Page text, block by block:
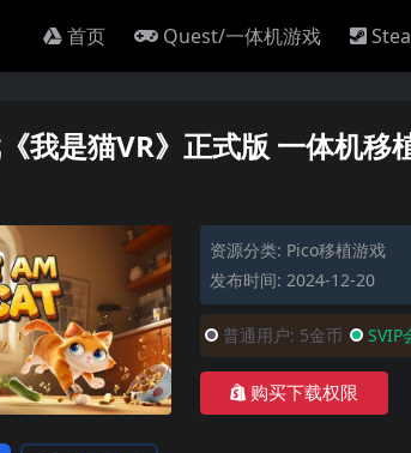
首页 Quest/一体机游戏
我是猫VR》正式版 一体机
资源分类: Pico移植游戏
发布时间: 2024-12-20
普通用户: 5金币 SVIP
购买下载权限